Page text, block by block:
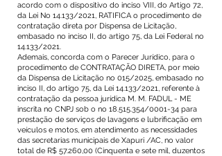
acordo com o dispositivo do inciso VIII, do Artigo 72,
da Lei No 14.133/2021, RATIFICA o procedimento de
contratação direta por Dispensa de Licitação,
embasado no inciso II, do artigo 75, da Lei Federal no
14.133/2021.
Ademais, concorda com o Parecer Jurídico, para o
procedimento de CONTRATAÇÃO DIRETA, por meio
da Dispensa de Licitação no 015/2025, embasado no
inciso II, do artigo 75, da Lei 14.133/2021, referente à
contratação da pessoa jurídica M. M. FADUL - ME
inscrita no CNPJ sob o no 18.515.354/0001-34 para
prestação de serviços de lavagens e lubrificação em
veículos e motos, em atendimento as necessidades
das secretarias municipais de Xapuri /AC, no valor
total de R$ 57.260,00 (Cinquenta e sete mil, duzentos